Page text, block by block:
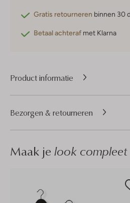
Gratis retourneren binnen 30
Betaal achteraf met Klarna
Product informatie
Bezorgen & retourneren
Maak je look compleet